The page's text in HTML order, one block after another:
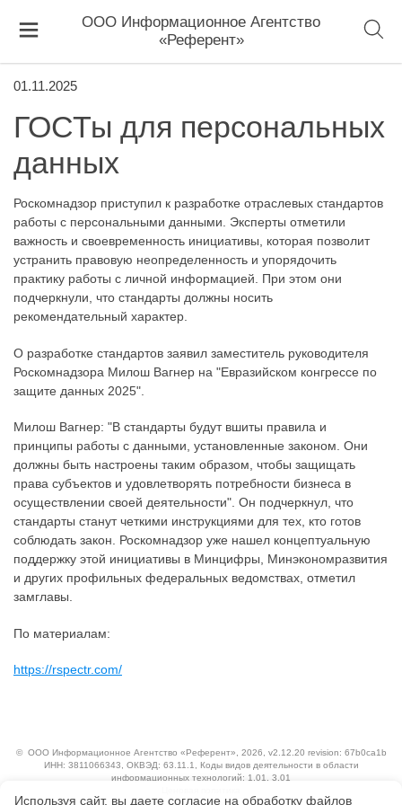
ООО Информационное Агентство
«Референт»
01.11.2025
ГОСТы для персональных
данных
Роскомнадзор приступил к разработке отраслевых стандартов
работы с персональными данными. Эксперты отметили
важность и своевременность инициативы, которая позволит
устранить правовую неопределенность и упорядочить
практику работы с личной информацией. При этом они
подчеркнули, что стандарты должны носить
рекомендательный характер.
О разработке стандартов заявил заместитель руководителя
Роскомнадзора Милош Вагнер на "Евразийском конгрессе по
защите данных 2025".
Милош Вагнер: "В стандарты будут вшиты правила и
принципы работы с данными, установленные законом. Они
должны быть настроены таким образом, чтобы защищать
права субъектов и удовлетворять потребности бизнеса в
осуществлении своей деятельности". Он подчеркнул, что
стандарты станут четкими инструкциями для тех, кто готов
соблюдать закон. Роскомнадзор уже нашел концептуальную
поддержку этой инициативы в Минцифры, Минэкономразвития
и других профильных федеральных ведомствах, отметил
замглавы.
По материалам:
https://rspectr.com/
© ООО Информационное Агентство «Референт», 2026, v2.12.20 revision: 67b0ca1b
ИНН: 3811066343, ОКВЭД: 63.11.1, Коды видов деятельности в области
информационных технологий: 1.01, 3.01
Технологии
Используя сайт, вы даете согласие на обработку файлов